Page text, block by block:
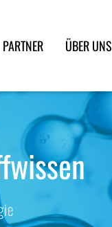
PARTNER ÜBER UNS